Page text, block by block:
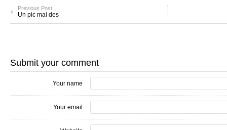
Previous Post
Un pic mai des
Submit your comment
Your name
Your email